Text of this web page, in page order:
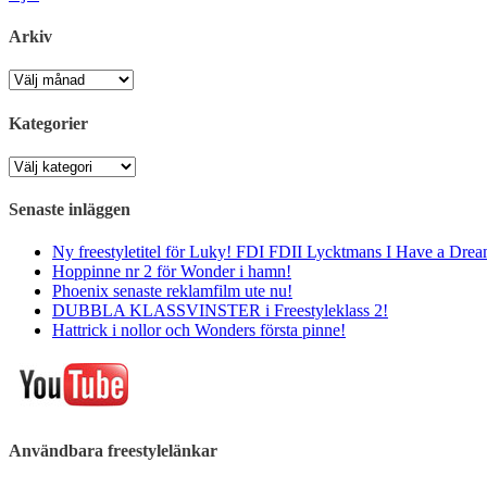
Arkiv
Arkiv
Kategorier
Kategorier
Senaste inläggen
Ny freestyletitel för Luky! FDI FDII Lycktmans I Have a
Hoppinne nr 2 för Wonder i hamn!
Phoenix senaste reklamfilm ute nu!
DUBBLA KLASSVINSTER i Freestyleklass 2!
Hattrick i nollor och Wonders första pinne!
Användbara freestylelänkar